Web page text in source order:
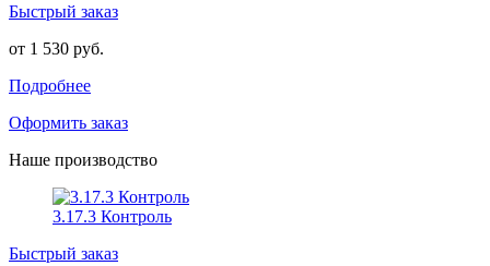
Быстрый заказ
от 1 530 руб.
Подробнее
Оформить заказ
Наше производство
3.17.3 Контроль
Быстрый заказ